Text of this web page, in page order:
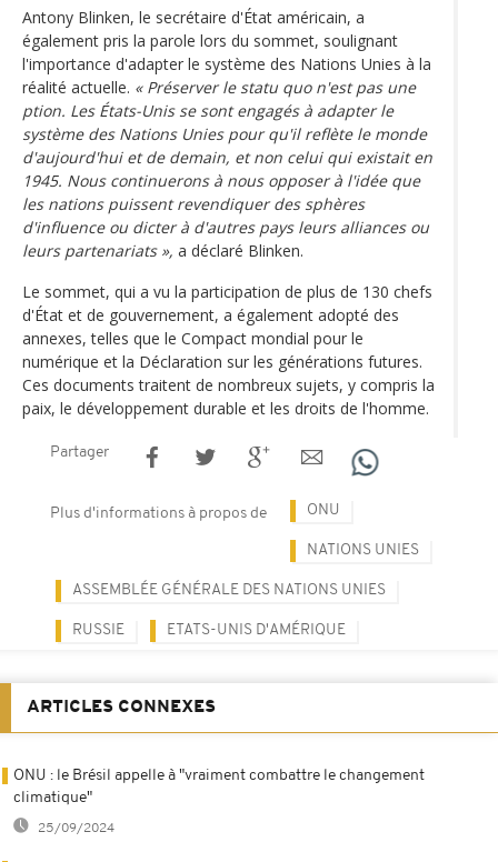
Antony Blinken, le secrétaire d'État américain, a
également pris la parole lors du sommet, soulignant
l'importance d'adapter le système des Nations Unies à la
réalité actuelle. « Préserver le statu quo n'est pas une
ption. Les États-Unis se sont engagés à adapter le
système des Nations Unies pour qu'il reflète le monde
d'aujourd'hui et de demain, et non celui qui existait en
1945. Nous continuerons à nous opposer à l'idée que
les nations puissent revendiquer des sphères
d'influence ou dicter à d'autres pays leurs alliances ou
leurs partenariats », a déclaré Blinken.
Le sommet, qui a vu la participation de plus de 130 chefs
d'État et de gouvernement, a également adopté des
annexes, telles que le Compact mondial pour le
numérique et la Déclaration sur les générations futures.
Ces documents traitent de nombreux sujets, y compris la
paix, le développement durable et les droits de l'homme.
Partager
Plus d'informations à propos de ONU
NATIONS UNIES
ASSEMBLÉE GÉNÉRALE DES NATIONS UNIES
RUSSIE ETATS-UNIS D'AMÉRIQUE
ARTICLES CONNEXES
ONU : le Brésil appelle à "vraiment combattre le changement
climatique"
25/09/2024